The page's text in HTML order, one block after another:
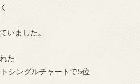
いました。
た
シングルチャートで5位